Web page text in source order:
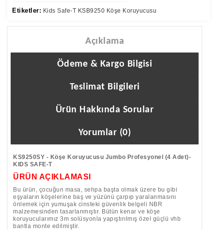
Etiketler: Kids Safe-T KSB9250 Köşe Koruyucusu
Açıklama
Ödeme & Kargo Bilgisi
Teslimat Bilgileri
Ürün Hakkında Sorular
Yorumlar (0)
KS9250SY - Köşe Koruyucusu Jumbo Profesyonel (4 Adet)-
KIDS SAFE-T
ÜRÜN AÇIKLAMASI
Bu ürün, çocuğun masa, sehpa başta olmak üzere bu gibi
eşyaların köşelerine baş ve yüzünü çarpıp yaralanmasını
önlemek için yumuşak cinsteki güvenlik belgeli NBR
malzemesinden tasarlanmıştır. Bütün kenar ve köşe
koruyucularımız 3m solüsyonla yapıştırılmış özel güçlü vhb
bantla monte edilmiştir.